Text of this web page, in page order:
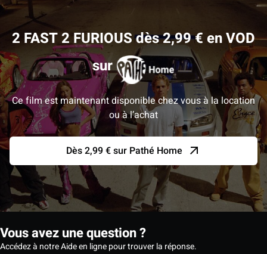
2 FAST 2 FURIOUS dès 2,99 € en VOD
sur
Ce film est maintenant disponible chez vous à la location
ou à l’achat
Dès 2,99 € sur Pathé Home
Vous avez une question ?
Accédez à notre Aide en ligne pour trouver la réponse.